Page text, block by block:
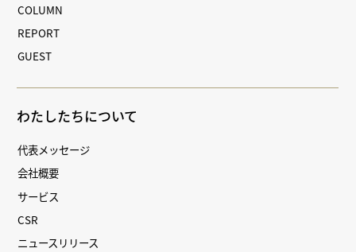
COLUMN
REPORT
GUEST
わたしたちについて
代表メッセージ
会社概要
サービス
CSR
ニュースリリース